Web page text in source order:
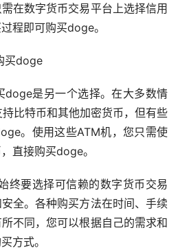
在数字货币交易平台上选择信用
程即可购买doge。
买doge
doge是另一个选择。在大多数情
比特币和其他加密货币，但有些
。使用这些ATM机，您只需使
直接购买doge。
终要选择可信赖的数字货币交易
全。各种购买方法在时间、手续
不同，您可以根据自己的需求和
方式。